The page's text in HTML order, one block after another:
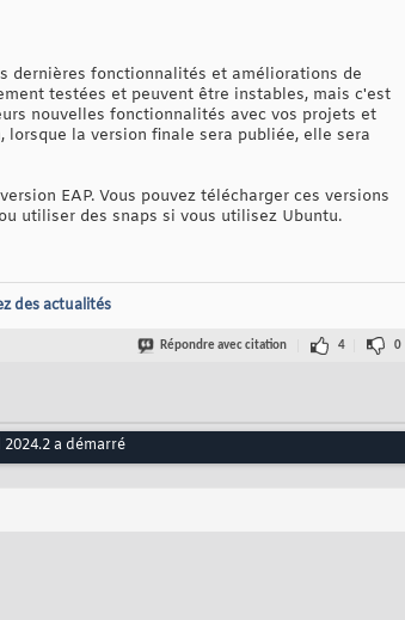
dernières fonctionnalités et améliorations de
testées et peuvent être instables, mais c'est
nouvelles fonctionnalités avec vos projets et
la version finale sera publiée, elle sera
EAP. Vous pouvez télécharger ces versions
utiliser des snaps si vous utilisez Ubuntu.
des actualités
Répondre avec citation 4 0
a démarré